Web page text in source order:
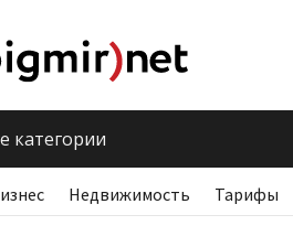
категории
Недвижимость Тарифы